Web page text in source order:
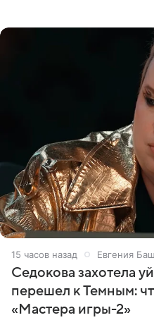
15 часов назад Евгения
Седокова захотела
перешел к Темным:
«Мастера игры-2»